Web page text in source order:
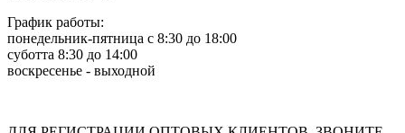
График работы:
понедельник-пятница с 8:30 до 18:00
суботта 8:30 до 14:00
воскресенье - выходной